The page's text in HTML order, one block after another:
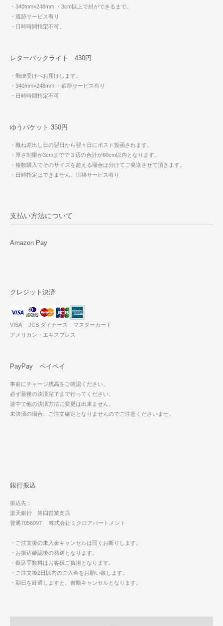
・340mm×248mm ・3cm以上で封ができるまで。
・追跡サービス有り
・日時時間指定不可。
レターパックライト 430円
・郵便受けへお届けします。
・340mm×248mm ・追跡サービス有り
・日時時間指定不可
ゆうパケット 350円
・概ね差出し日の翌日から翌々日にポスト投函されます。
・厚さ制限が3cmまでで３辺の合計が60cm以内となります。
・複数購入でそのサイズを超える場合は分けてご発送させて頂きます。
・日時指定はできません。追跡サービス有り
支払い方法について
Amazon Pay
クレジット決済
VISA JCB ダイナース マスターカード
アメリカン・エキスプレス
PayPay ペイペイ
事前にチャージ残高をご確認ください。
必ず最後の決済完了まで行ってください。
途中で他の決済方法に変更は出来ません。
未決済の場合、ご注文確定となりませんのでご注意くださいませ。
銀行振込
振込先：
楽天銀行 第四営業支店
普通7056097 株式会社ミクロアパートメント
・ご注文後の未入金キャンセルは固くお断りします。
・お振込確認後の発送となります。
・振込手数料はお客様ご負担となります。
・ご注文後2日以内のご入金をお願い致します。
・期日を経過しますと、自動キャンセルとなります。